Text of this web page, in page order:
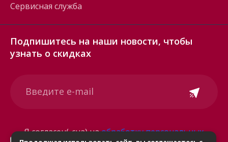
Сервисная служба
Подпишитесь на наши новости, чтобы
узнать о скидках
Я согласен(-сна) наобработку персональных